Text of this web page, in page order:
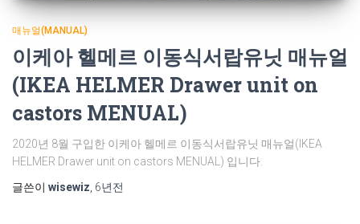
매뉴얼(MANUAL)
이케아 헬메르 이동식서랍유닛 매뉴얼
(IKEA HELMER Drawer unit on
castors MENUAL)
2020년 8월 구입한 이케아 헬메르 이동식서랍유닛 매뉴얼(IKEA
HELMER Drawer unit on castors MENUAL) 입니다.
글쓴이 wisewiz 6년전